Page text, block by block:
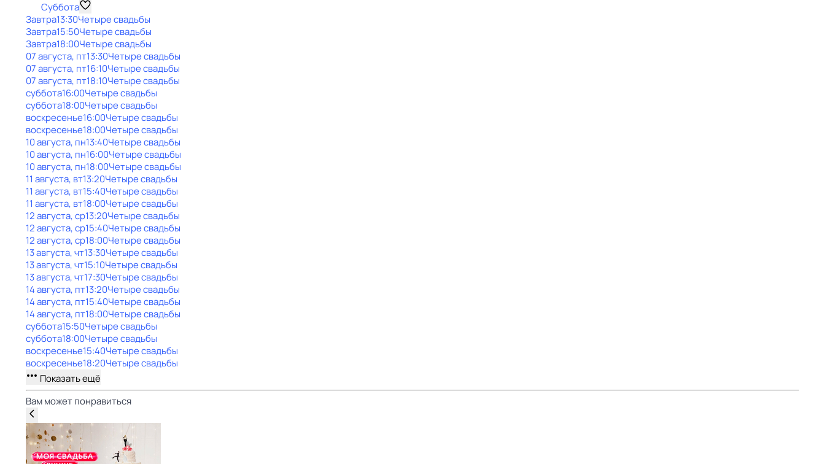
Суббота
Завтра13:30Четыре свадьбы
Завтра15:50Четыре свадьбы
Завтра18:00Четыре свадьбы
07 августа, пт13:30Четыре свадьбы
07 августа, пт16:10Четыре свадьбы
07 августа, пт18:10Четыре свадьбы
суббота16:00Четыре свадьбы
суббота18:00Четыре свадьбы
воскресенье16:00Четыре свадьбы
воскресенье18:00Четыре свадьбы
10 августа, пн13:40Четыре свадьбы
10 августа, пн16:00Четыре свадьбы
10 августа, пн18:00Четыре свадьбы
11 августа, вт13:20Четыре свадьбы
11 августа, вт15:40Четыре свадьбы
11 августа, вт18:00Четыре свадьбы
12 августа, ср13:20Четыре свадьбы
12 августа, ср15:40Четыре свадьбы
12 августа, ср18:00Четыре свадьбы
13 августа, чт13:30Четыре свадьбы
13 августа, чт15:10Четыре свадьбы
13 августа, чт17:30Четыре свадьбы
14 августа, пт13:20Четыре свадьбы
14 августа, пт15:40Четыре свадьбы
14 августа, пт18:00Четыре свадьбы
суббота15:50Четыре свадьбы
суббота18:00Четыре свадьбы
воскресенье15:40Четыре свадьбы
воскресенье18:20Четыре свадьбы
Показать ещё
Вам может понравиться